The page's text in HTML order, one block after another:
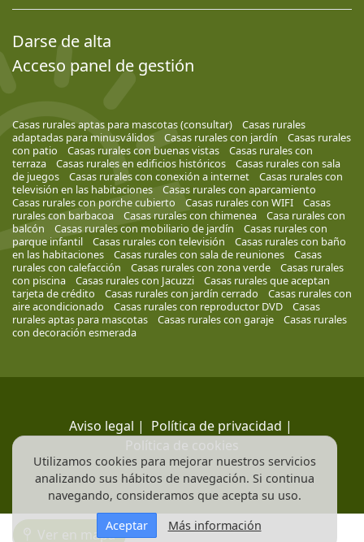
Ver en mapa
Darse de alta
Acceso panel de gestión
Casas rurales aptas para mascotas (consultar)
Casas rurales
adaptadas para minusválidos
Casas rurales con jardín
Casas rurales
con patio
Casas rurales con buenas vistas
Casas rurales con
terraza
Casas rurales en edificios históricos
Casas rurales con sala
de juegos
Casas rurales con conexión a internet
Casas rurales con
televisión en las habitaciones
Casas rurales con aparcamiento
Casas rurales con porche cubierto
Casas rurales con WIFI
Casas
rurales con barbacoa
Casas rurales con chimenea
Casa rurales con
balcón
Casas rurales con mobiliario de jardín
Casas rurales con
parque infantil
Casas rurales con televisión
Casas rurales con baño
en las habitaciones
Casas rurales con sala de reuniones
Casas
rurales con calefacción
Casas rurales con zona verde
Casas rurales
con piscina
Casas rurales con Jacuzzi
Casas rurales que aceptan
tarjeta de crédito
Casas rurales con jardín cerrado
Casas rurales con
aire acondicionado
Casas rurales con reproductor DVD
Casas
rurales aptas para mascotas
Casas rurales con garaje
Casas rurales
con decoración esmerada
Aviso legal | Política de privacidad |
Política de cookies
Utilizamos cookies para mejorar nuestros servicios
analizando sus hábitos de navegación. Si continua
navegando, consideramos que acepta su uso.
Aceptar
Más información